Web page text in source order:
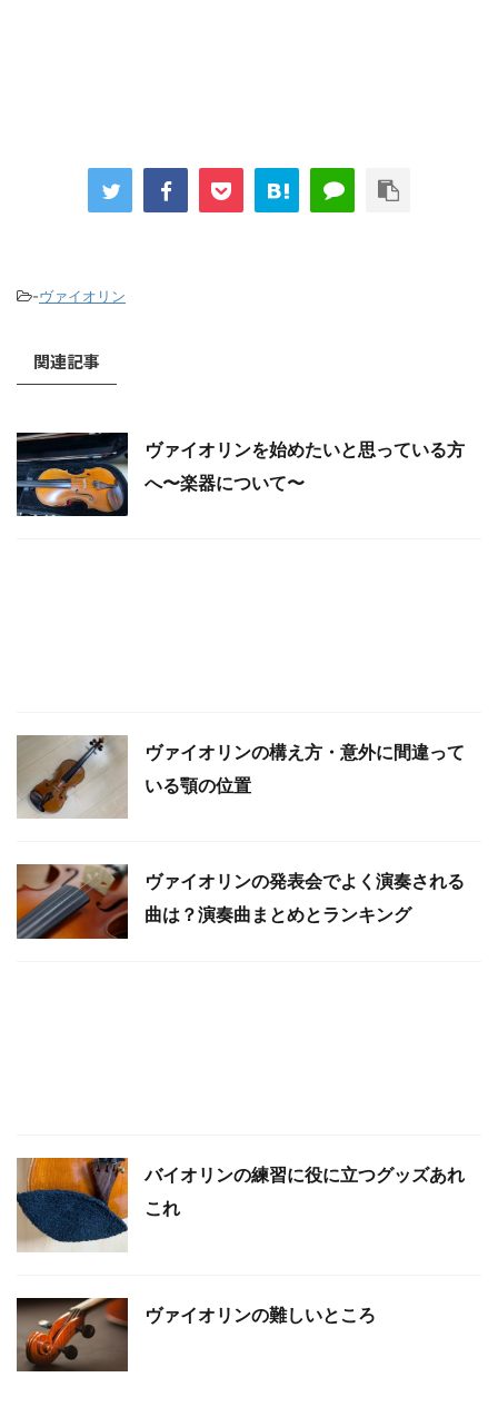
-ヴァイオリン
関連記事
ヴァイオリンを始めたいと思っている方
へ〜楽器について〜
ヴァイオリンの構え方・意外に間違って
いる顎の位置
ヴァイオリンの発表会でよく演奏される
曲は？演奏曲まとめとランキング
バイオリンの練習に役に立つグッズあれ
これ
ヴァイオリンの難しいところ